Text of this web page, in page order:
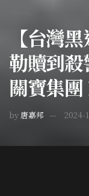
【台灣
勒贖到
關寶集團
by 唐嘉邦 2024-